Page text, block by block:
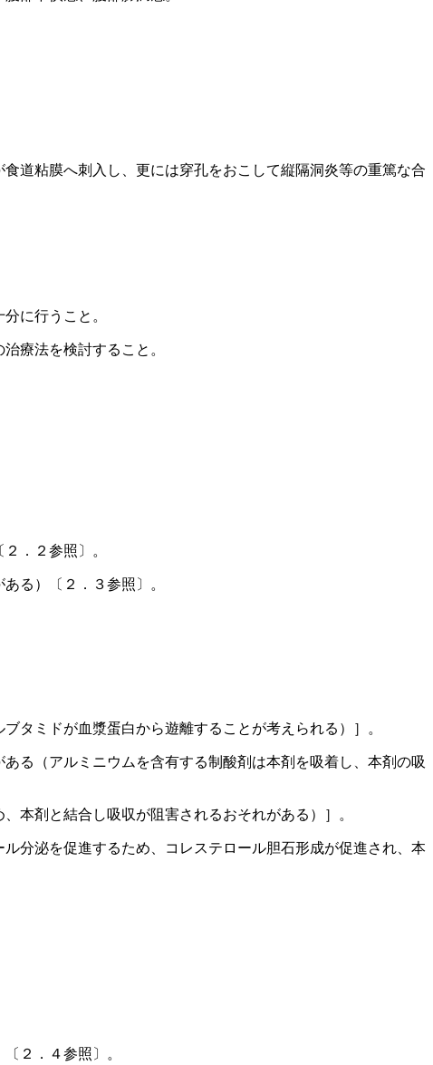
道粘膜へ刺入し、更には穿孔をおこして縦隔洞炎等の重篤な合
に行うこと。
療法を検討すること。
．２参照〕。
る）〔２．３参照〕。
タミドが血漿蛋白から遊離することが考えられる）］。
る（アルミニウムを含有する制酸剤は本剤を吸着し、本剤の吸
本剤と結合し吸収が阻害されるおそれがある）］。
分泌を促進するため、コレステロール胆石形成が促進され、本
２．４参照〕。